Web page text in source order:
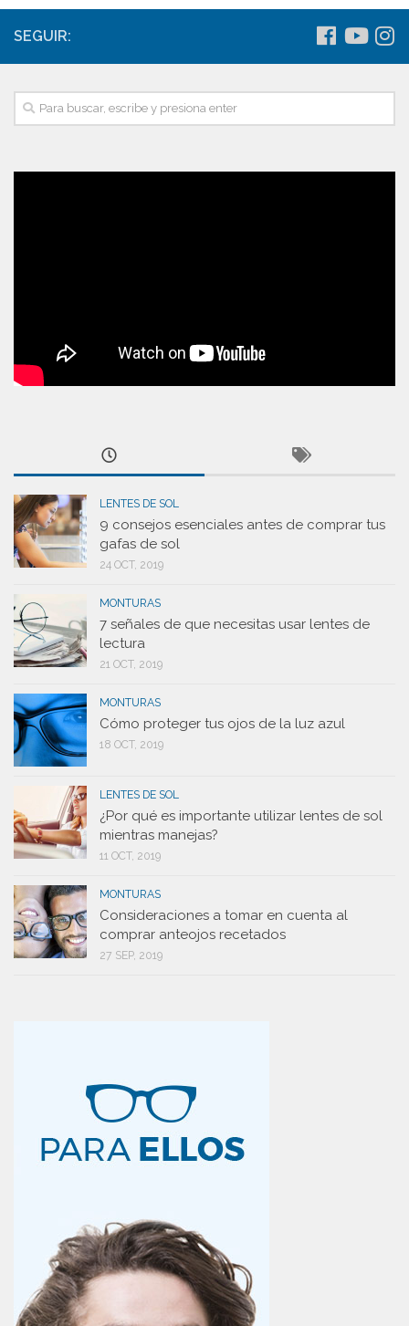
SEGUIR:
LENTES DE SOL
9 consejos esenciales antes de comprar tus
gafas de sol
24 OCT, 2019
MONTURAS
7 señales de que necesitas usar lentes de
lectura
21 OCT, 2019
MONTURAS
Cómo proteger tus ojos de la luz azul
18 OCT, 2019
LENTES DE SOL
¿Por qué es importante utilizar lentes de sol
mientras manejas?
11 OCT, 2019
MONTURAS
Consideraciones a tomar en cuenta al
comprar anteojos recetados
27 SEP, 2019